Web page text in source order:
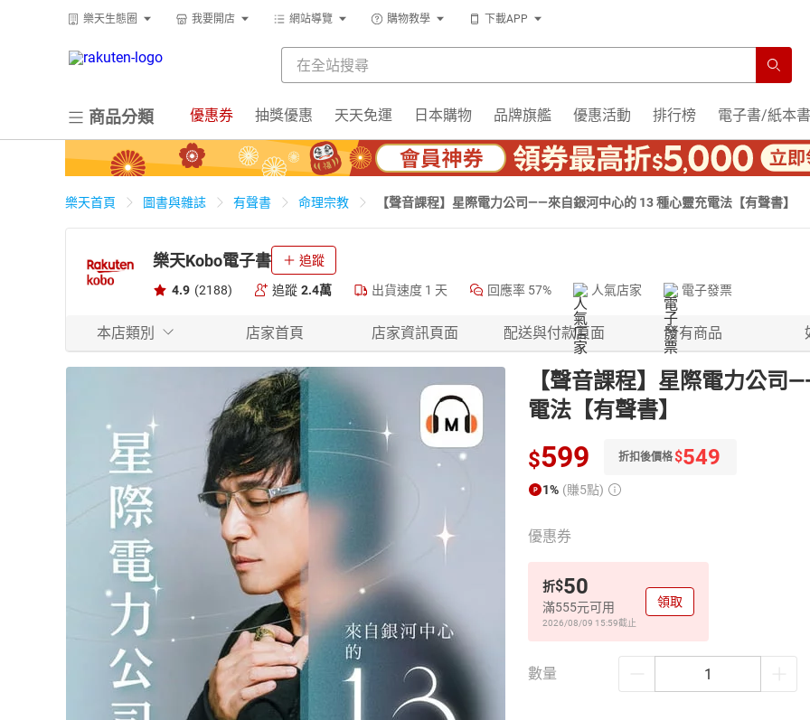
樂天生態圈 我要開店 網站導覽 購物教學 下載APP
商品分類 優惠券 抽獎優惠 天天免運 日本購物 品牌旗艦 優惠活動 排行榜 電子書/紙本書
樂天首頁 圖書與雜誌 有聲書 命理宗教 【聲音課程】星際電力公司——來自銀河中心的 13 種心靈充電法【有聲書】
樂天Kobo電子書 追蹤
4.9 (2188) 追蹤 2.4萬 出貨速度 1 天 回應率 57% 人氣店家 電子發票
本店類別 店家首頁 店家資訊頁面 配送與付款頁面 所有商品
【聲音課程】星際電力公司
電法【有聲書】
$599 折扣後價格$549
1% (賺5點)
優惠券
折$50
滿555元可用
2026/08/09 15:59截止
領取
數量